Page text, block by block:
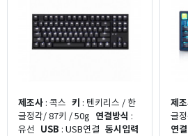
제조사 : 콕스 키 : 텐키리스 / 한
글정각/ 87키 / 50g 연결방식 :
유선
USB : USB연결 동시입력
제
글
연